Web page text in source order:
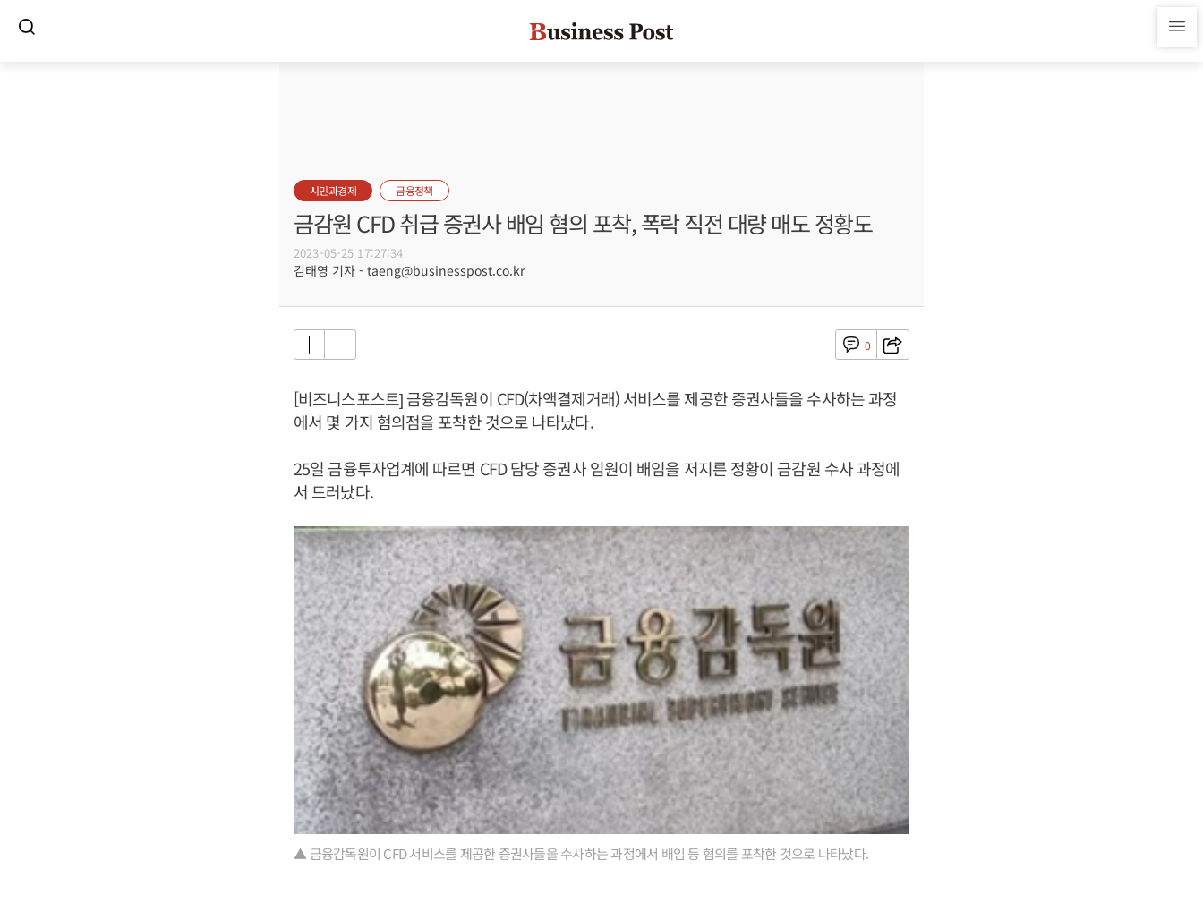
시민과경제 금융정책
금감원 CFD 취급 증권사 배임 혐의 포착, 폭락 직전 대량 매도 정황도
2023-05-25 17:27:34
김태영 기자 - taeng@businesspost.co.kr
0
[비즈니스포스트] 금융감독원이 CFD(차액결제거래) 서비스를 제공한 증권사들을 수사하는 과정
에서 몇 가지 혐의점을 포착한 것으로 나타났다.
25일 금융투자업계에 따르면 CFD 담당 증권사 임원이 배임을 저지른 정황이 금감원 수사 과정에
서 드러났다.
▲ 금융감독원이 CFD 서비스를 제공한 증권사들을 수사하는 과정에서 배임 등 혐의를 포착한 것으로 나타났다.